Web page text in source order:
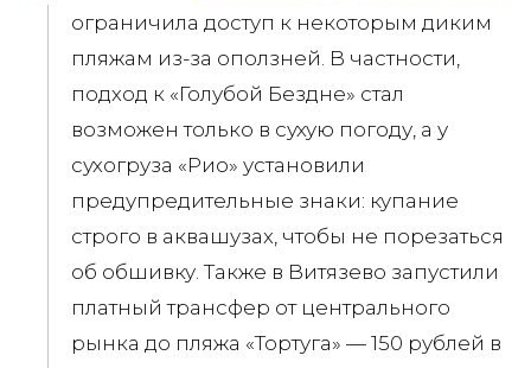
ограничила доступ к некоторым диким
пляжам из-за оползней. В частности,
подход к «Голубой Бездне» стал
возможен только в сухую погоду, а у
сухогруза «Рио» установили
предупредительные знаки: купание
строго в аквашузах, чтобы не порезаться
об обшивку. Также в Витязево запустили
платный трансфер от центрального
рынка до пляжа «Тортуга» — 150 рублей в